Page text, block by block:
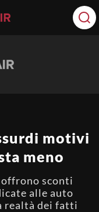
motivi
meno
sconti
alle auto
realtà dei fatti